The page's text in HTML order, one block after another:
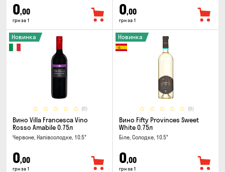
0,00
грн за 1
0,00
грн за 1
(0)
Новинка
Вино Villa Francesca Vino
Rosso Amabile 0.75л
Червоне, Напівсолодке, 10.5°
0,00
грн за 1
(0)
Новинка
Вино Fifty Provinces Sweet
White 0.75л
Біле, Солодке, 10.5°
0,00
грн за 1